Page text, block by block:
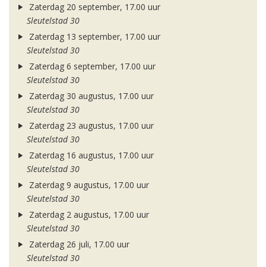
Zaterdag 20 september, 17.00 uur
Sleutelstad 30
Zaterdag 13 september, 17.00 uur
Sleutelstad 30
Zaterdag 6 september, 17.00 uur
Sleutelstad 30
Zaterdag 30 augustus, 17.00 uur
Sleutelstad 30
Zaterdag 23 augustus, 17.00 uur
Sleutelstad 30
Zaterdag 16 augustus, 17.00 uur
Sleutelstad 30
Zaterdag 9 augustus, 17.00 uur
Sleutelstad 30
Zaterdag 2 augustus, 17.00 uur
Sleutelstad 30
Zaterdag 26 juli, 17.00 uur
Sleutelstad 30